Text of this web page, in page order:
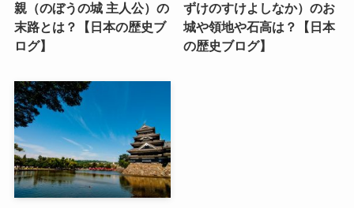
親（のぼうの城 主人公）の
末路とは？【日本の歴史ブ
ログ】
ずけのすけよしなか）のお
城や領地や石高は？【日本
の歴史ブログ】